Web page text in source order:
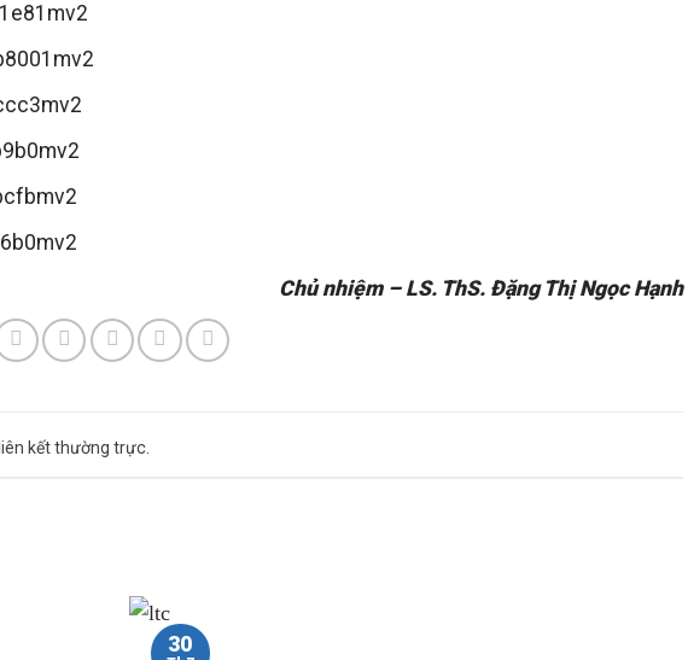
Chủ nhiệm – LS. ThS. Đặng Thị Ngọc Hạnh
liên kết thường trực
30